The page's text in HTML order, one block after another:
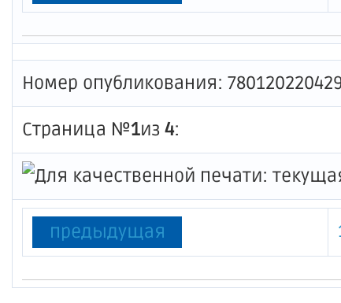
Номер опубликования:
Страница №1из 4:
предыдущая